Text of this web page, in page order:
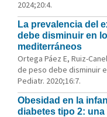
2024;20:4.
La prevalencia del
debe disminuir en
mediterráneos
Ortega Páez E, Ruiz-
de peso debe disminuir
Pediatr. 2020;16:7.
Obesidad en la
diabetes tipo 2: una